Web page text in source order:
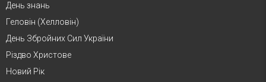
День знань
Геловін (Хелловін)
День Збройних Сил України
Різдво Христове
Новий Рік